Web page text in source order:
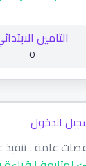
التامين
0
الدخول
عامة . تنفيذ